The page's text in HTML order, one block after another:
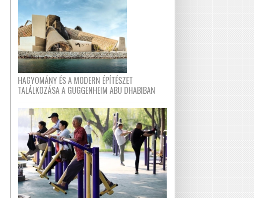
HAGYOMÁNY ÉS A MODERN ÉPÍTÉSZET
TALÁLKOZÁSA A GUGGENHEIM ABU DHABIBAN